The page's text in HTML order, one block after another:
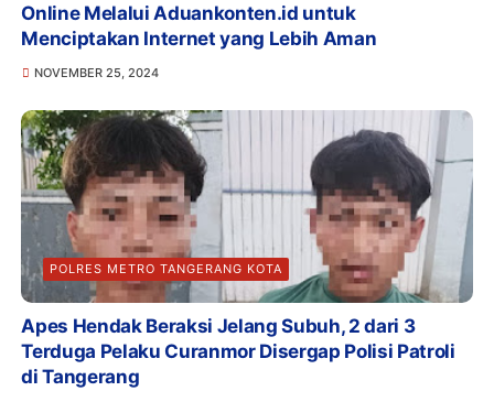
Online Melalui Aduankonten.id untuk
Menciptakan Internet yang Lebih Aman
NOVEMBER 25, 2024
POLRES METRO TANGERANG KOTA
Apes Hendak Beraksi Jelang Subuh, 2 dari 3
Terduga Pelaku Curanmor Disergap Polisi Patroli
di Tangerang